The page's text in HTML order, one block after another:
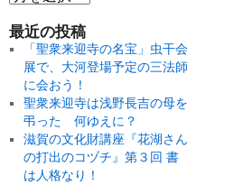
最近の投稿
「聖衆来迎寺の名宝」虫干会
展で、大河登場予定の三法師
に会おう！
聖衆来迎寺は浅野長吉の母を
弔った 何ゆえに？
滋賀の文化財講座『花湖さん
の打出のコヅチ』第３回 書
は人格なり！